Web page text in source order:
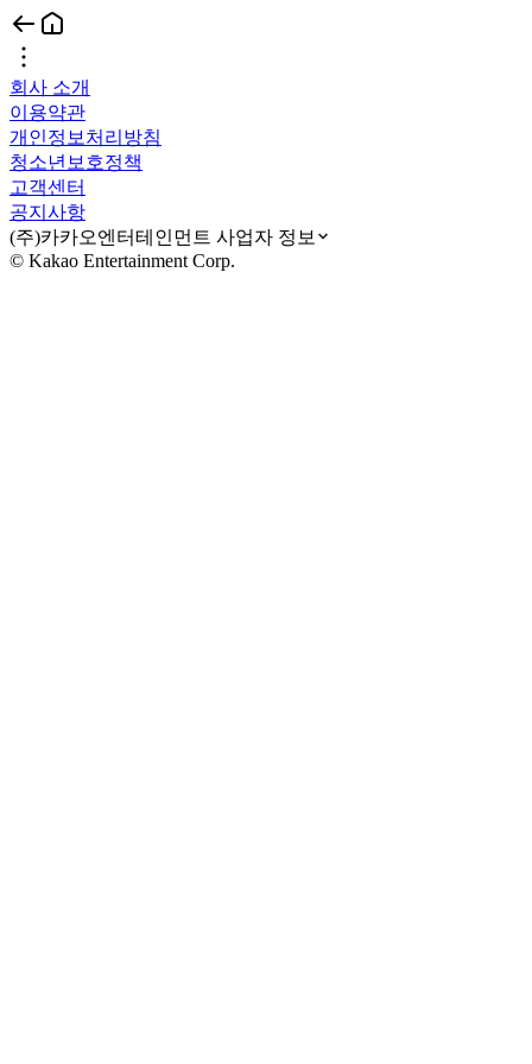
회사 소개
이용약관
개인정보처리방침
청소년보호정책
고객센터
공지사항
(주)카카오엔터테인먼트 사업자 정보
© Kakao Entertainment Corp.